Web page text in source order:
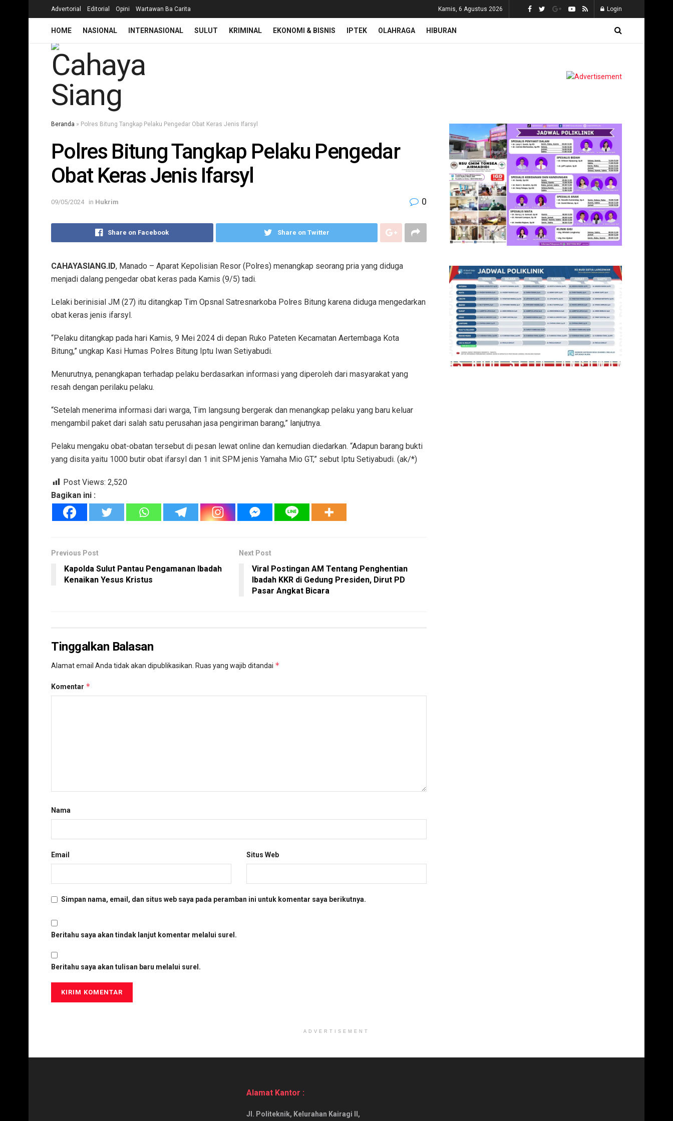
Advertorial Editorial Opini Wartawan Ba Carita Kamis, 6 Agustus 2026 Login
HOME NASIONAL INTERNASIONAL SULUT KRIMINAL EKONOMI & BISNIS IPTEK OLAHRAGA HIBURAN
Beranda » Polres Bitung Tangkap Pelaku Pengedar Obat Keras Jenis Ifarsyl
Polres Bitung Tangkap Pelaku Pengedar
Obat Keras Jenis Ifarsyl
09/05/2024 in Hukrim 0
Share on Facebook Share on Twitter
CAHAYASIANG.ID, Manado – Aparat Kepolisian Resor (Polres) menangkap seorang pria yang diduga
menjadi dalang pengedar obat keras pada Kamis (9/5) tadi.
Lelaki berinisial JM (27) itu ditangkap Tim Opsnal Satresnarkoba Polres Bitung karena diduga mengedarkan
obat keras jenis ifarsyl.
“Pelaku ditangkap pada hari Kamis, 9 Mei 2024 di depan Ruko Pateten Kecamatan Aertembaga Kota
Bitung,” ungkap Kasi Humas Polres Bitung Iptu Iwan Setiyabudi.
Menurutnya, penangkapan terhadap pelaku berdasarkan informasi yang diperoleh dari masyarakat yang
resah dengan perilaku pelaku.
“Setelah menerima informasi dari warga, Tim langsung bergerak dan menangkap pelaku yang baru keluar
mengambil paket dari salah satu perusahan jasa pengiriman barang,” lanjutnya.
Pelaku mengaku obat-obatan tersebut di pesan lewat online dan kemudian diedarkan. “Adapun barang bukti
yang disita yaitu 1000 butir obat ifarsyl dan 1 init SPM jenis Yamaha Mio GT,” sebut Iptu Setiyabudi. (ak/*)
Post Views: 2,520
Bagikan ini :
Previous Post
Kapolda Sulut Pantau Pengamanan Ibadah
Kenaikan Yesus Kristus
Next Post
Viral Postingan AM Tentang Penghentian
Ibadah KKR di Gedung Presiden, Dirut PD
Pasar Angkat Bicara
Tinggalkan Balasan
Alamat email Anda tidak akan dipublikasikan. Ruas yang wajib ditandai *
Komentar *
Nama
Email Situs Web
Simpan nama, email, dan situs web saya pada peramban ini untuk komentar saya berikutnya.
Beritahu saya akan tindak lanjut komentar melalui surel.
Beritahu saya akan tulisan baru melalui surel.
ADVERTISEMENT
Alamat Kantor :
Jl. Politeknik, Kelurahan Kairagi II,